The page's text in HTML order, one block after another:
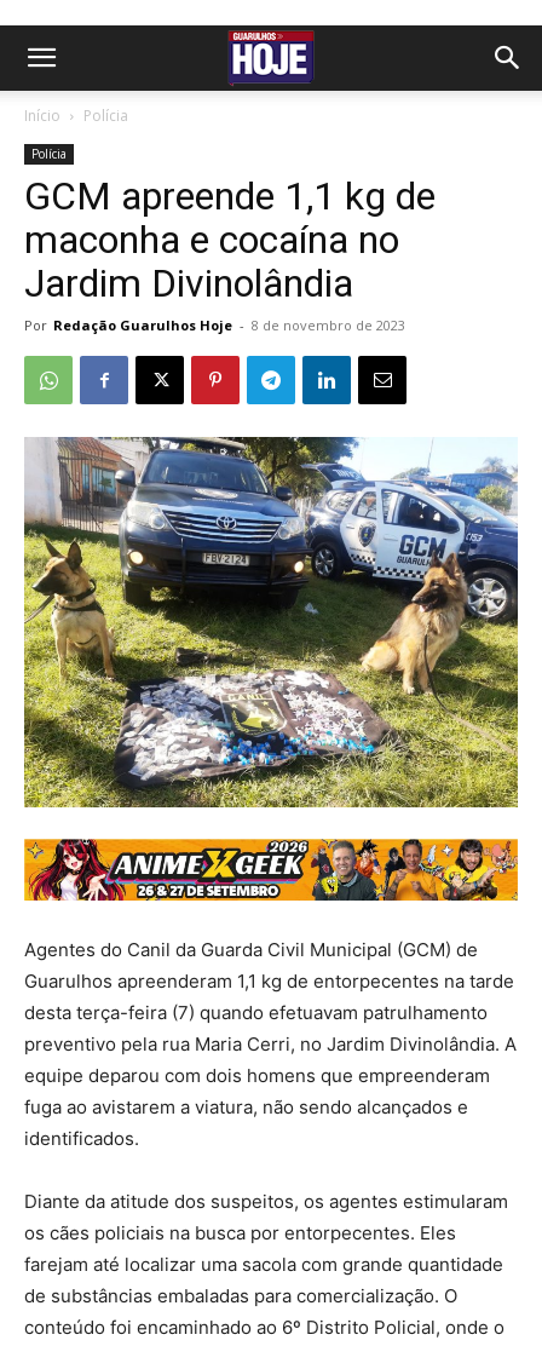
Início Polícia
Polícia
GCM apreende 1,1 kg de
maconha e cocaína no
Jardim Divinolândia
Por Redação Guarulhos Hoje - 8 de novembro de 2023
Agentes do Canil da Guarda Civil Municipal (GCM) de
Guarulhos apreenderam 1,1 kg de entorpecentes na tarde
desta terça-feira (7) quando efetuavam patrulhamento
preventivo pela rua Maria Cerri, no Jardim Divinolândia. A
equipe deparou com dois homens que empreenderam
fuga ao avistarem a viatura, não sendo alcançados e
identificados.
Diante da atitude dos suspeitos, os agentes estimularam
os cães policiais na busca por entorpecentes. Eles
farejam até localizar uma sacola com grande quantidade
de substâncias embaladas para comercialização. O
conteúdo foi encaminhado ao 6º Distrito Policial, onde o